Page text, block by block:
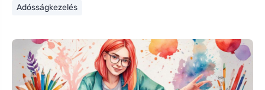
Adósságkezelés